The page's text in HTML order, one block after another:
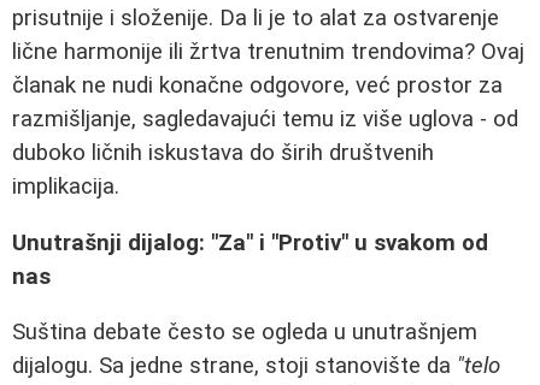
prisutnije i složenije. Da li je to alat za ostvarenje
lične harmonije ili žrtva trenutnim trendovima? Ovaj
članak ne nudi konačne odgovore, već prostor za
razmišljanje, sagledavajući temu iz više uglova - od
duboko ličnih iskustava do širih društvenih
implikacija.
Unutrašnji dijalog: "Za" i "Protiv" u svakom od
nas
Suština debate često se ogleda u unutrašnjem
dijalogu. Sa jedne strane, stoji stanovište da "telo